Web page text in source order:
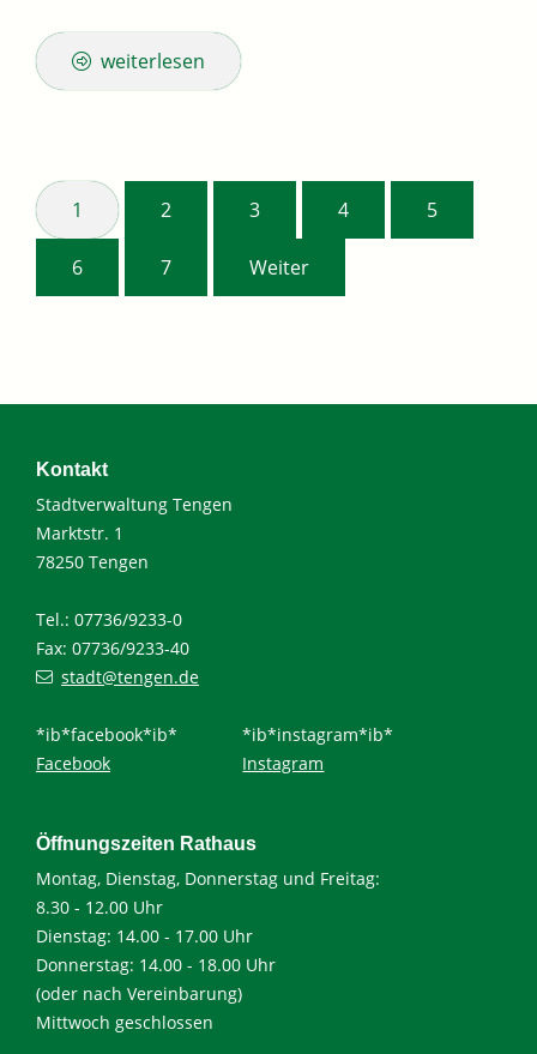
weiterlesen
1 2 3 4 5
6 7 Weiter
Kontakt
Stadtverwaltung Tengen
Marktstr. 1
78250 Tengen
Tel.: 07736/9233-0
Fax: 07736/9233-40
stadt@tengen.de
*ib*facebook*ib*
Facebook
*ib*instagram*ib*
Instagram
Öffnungszeiten Rathaus
Montag, Dienstag, Donnerstag und Freitag:
8.30 - 12.00 Uhr
Dienstag: 14.00 - 17.00 Uhr
Donnerstag: 14.00 - 18.00 Uhr
(oder nach Vereinbarung)
Mittwoch geschlossen